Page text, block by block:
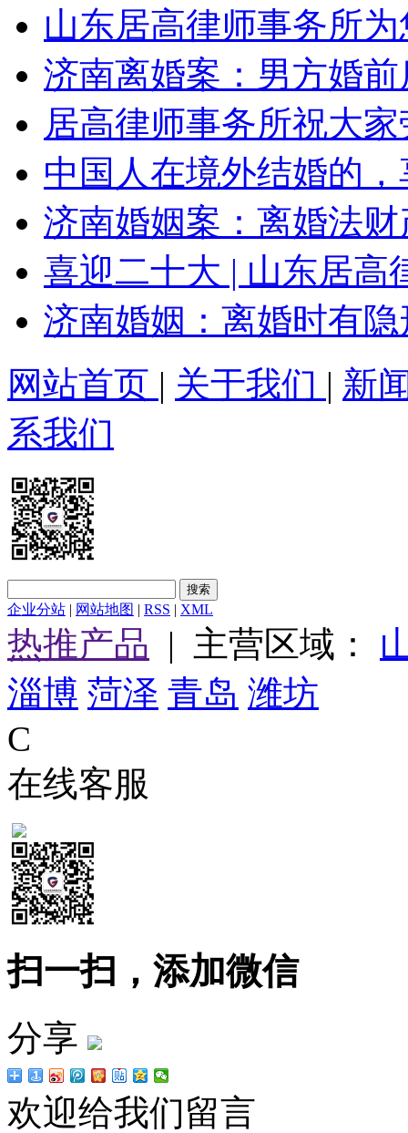
山东居高律师事务所
济南离婚案：男方婚
居高律师事务所祝大
中国人在境外结婚的
济南婚姻案：离婚法
喜迎二十大 | 山东居高
济南婚姻：离婚时有
网站首页 | 关于我们 | 新
系我们
企业分站 | 网站地图 | RSS | XML
热推产品 | 主营区域：
淄博 菏泽 青岛 潍坊
C
在线客服
扫一扫，添加微信
分享
欢迎给我们留言